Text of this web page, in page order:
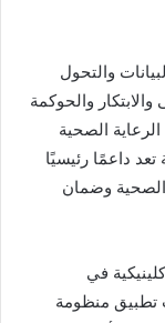
والتحول
والحوكمة
الصحية
داعمًا رئيسيًا
الصحية وضمان
في
تطبيق منظومة